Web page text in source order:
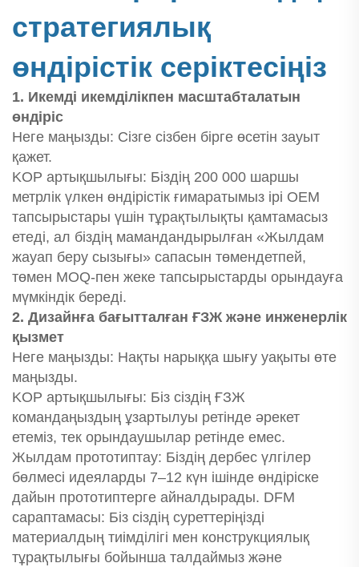
стратегиялық
өндірістік серіктесіңіз
1. Икемді икемділікпен масштабталатын
өндіріс
Неге маңызды: Сізге сізбен бірге өсетін зауыт
қажет.
KOP артықшылығы: Біздің 200 000 шаршы
метрлік үлкен өндірістік ғимаратымыз ірі OEM
тапсырыстары үшін тұрақтылықты қамтамасыз
етеді, ал біздің мамандандырылған «Жылдам
жауап беру сызығы» сапасын төмендетпей,
төмен MOQ-пен жеке тапсырыстарды орындауға
мүмкіндік береді.
2. Дизайнға бағытталған ҒЗЖ және инженерлік
қызмет
Неге маңызды: Нақты нарыққа шығу уақыты өте
маңызды.
KOP артықшылығы: Біз сіздің ҒЗЖ
командаңыздың ұзартылуы ретінде әрекет
етеміз, тек орындаушылар ретінде емес.
Жылдам прототиптау: Біздің дербес үлгілер
бөлмесі идеяларды 7–12 күн ішінде өндіріске
дайын прототиптерге айналдырады. DFM
сараптамасы: Біз сіздің суреттеріңізді
материалдың тиімділігі мен конструкциялық
тұрақтылығы бойынша талдаймыз және